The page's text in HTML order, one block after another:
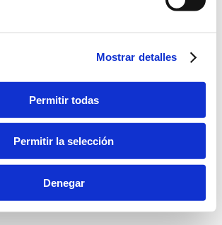
Mostrar detalles
Permitir todas
Permitir la selección
Denegar
— trulypremium WordPress themes